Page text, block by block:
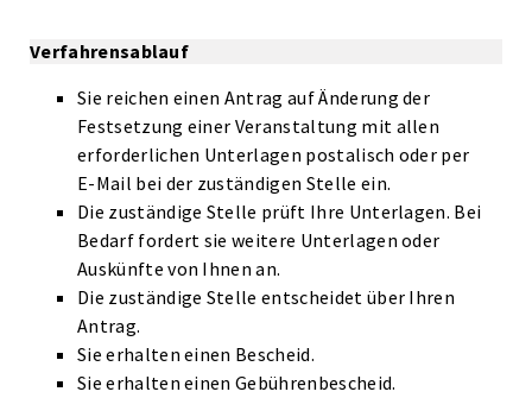
Verfahrensablauf
Sie reichen einen Antrag auf Änderung der
Festsetzung einer Veranstaltung mit allen
erforderlichen Unterlagen postalisch oder per
E-Mail bei der zuständigen Stelle ein.
Die zuständige Stelle prüft Ihre Unterlagen. Bei
Bedarf fordert sie weitere Unterlagen oder
Auskünfte von Ihnen an.
Die zuständige Stelle entscheidet über Ihren
Antrag.
Sie erhalten einen Bescheid.
Sie erhalten einen Gebührenbescheid.